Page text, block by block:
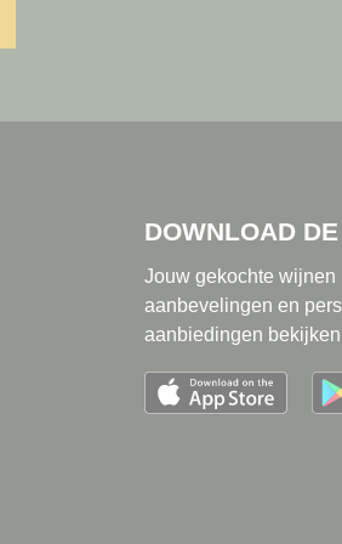
DOWNLOAD
Jouw gekochte wijnen
aanbevelingen en
aanbiedingen